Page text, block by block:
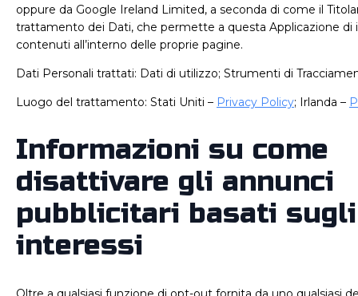
oppure da Google Ireland Limited, a seconda di come il
trattamento dei Dati, che permette a questa Applicazione di
contenuti all’interno delle proprie pagine.
Dati Personali trattati: Dati di utilizzo; Strumenti di
Luogo del trattamento: Stati Uniti – Privacy Policy; Irlanda –
Informazioni su come
disattivare gli annunci
pubblicitari basati sugli
interessi